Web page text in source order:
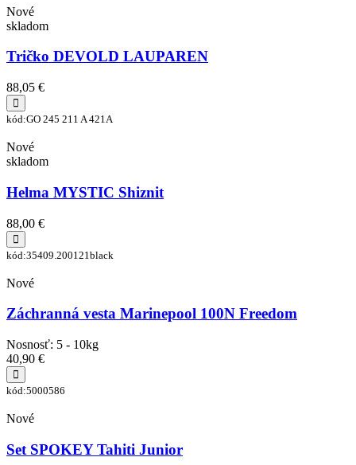
Nové
skladom
Tričko DEVOLD LAUPAREN
88,05 €
kód:GO 245 211 A 421A
Nové
skladom
Helma MYSTIC Shiznit
88,00 €
kód:35409.200121black
Nové
Záchranná vesta Marinepool 100N Freedom
Nosnosť: 5 - 10kg
40,90 €
kód:5000586
Nové
Set SPOKEY Tahiti Junior